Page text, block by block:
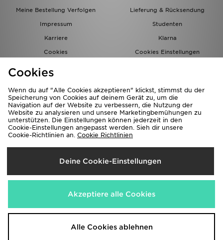
Meine Bestellung Verfolgen
Lieferung & Rücksendung
Impressum
Studenten
Karriere
Klarna
Cookies
Cookies Einstellungen
Lieferung Nach
Deutschland
Wir akzeptieren folgende Zahlungsmethoden
Corporate Website www.jdplc.com
Cookies
Wenn du auf "Alle Cookies akzeptieren" klickst, stimmst du der
Speicherung von Cookies auf deinem Gerät zu, um die
Navigation auf der Website zu verbessern, die Nutzung der
Website zu analysieren und unsere Marketingbemühungen zu
unterstützen. Die Einstellungen können jederzeit in den
Cookie-Einstellungen angepasst werden. Sieh dir unsere
Cookie-Richtlinien an. Cookie Richtlinien
Deine Cookie-Einstellungen
Akzeptiere alle Cookies
Alle Cookies ablehnen